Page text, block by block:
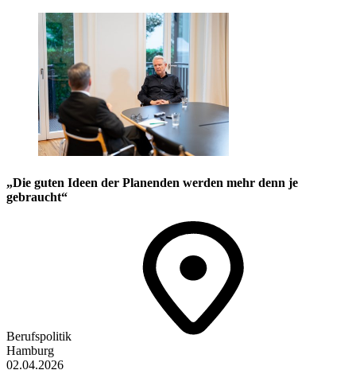
„Die guten Ideen der Planenden werden mehr denn je
gebraucht“
Berufspolitik
Hamburg
02.04.2026